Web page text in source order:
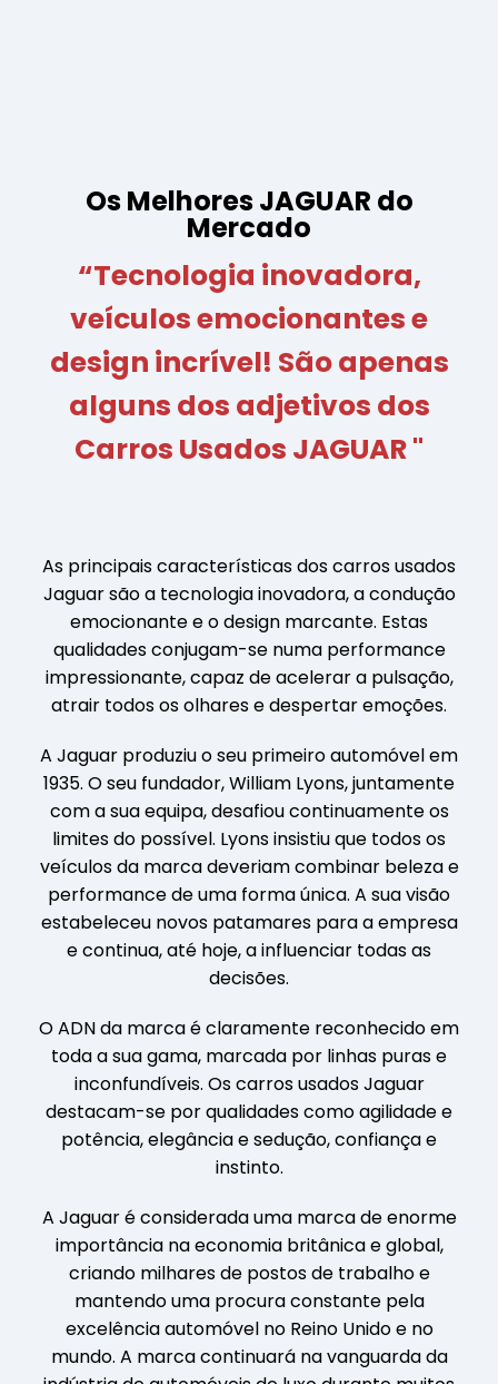
Os Melhores JAGUAR do
Mercado
“Tecnologia inovadora,
veículos emocionantes e
design incrível! São apenas
alguns dos adjetivos dos
Carros Usados JAGUAR "
As principais características dos carros usados
Jaguar são a tecnologia inovadora, a condução
emocionante e o design marcante. Estas
qualidades conjugam-se numa performance
impressionante, capaz de acelerar a pulsação,
atrair todos os olhares e despertar emoções.
A Jaguar produziu o seu primeiro automóvel em
1935. O seu fundador, William Lyons, juntamente
com a sua equipa, desafiou continuamente os
limites do possível. Lyons insistiu que todos os
veículos da marca deveriam combinar beleza e
performance de uma forma única. A sua visão
estabeleceu novos patamares para a empresa
e continua, até hoje, a influenciar todas as
decisões.
O ADN da marca é claramente reconhecido em
toda a sua gama, marcada por linhas puras e
inconfundíveis. Os carros usados Jaguar
destacam-se por qualidades como agilidade e
potência, elegância e sedução, confiança e
instinto.
A Jaguar é considerada uma marca de enorme
importância na economia britânica e global,
criando milhares de postos de trabalho e
mantendo uma procura constante pela
excelência automóvel no Reino Unido e no
mundo. A marca continuará na vanguarda da